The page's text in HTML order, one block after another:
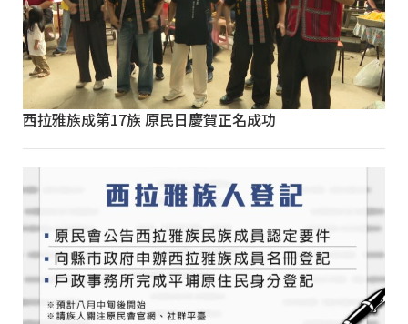
西拉雅族成第17族 原民日慶賀正名成功